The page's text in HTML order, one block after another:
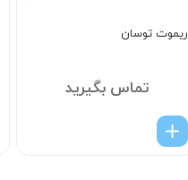
ریموت توسان
تماس بگیرید